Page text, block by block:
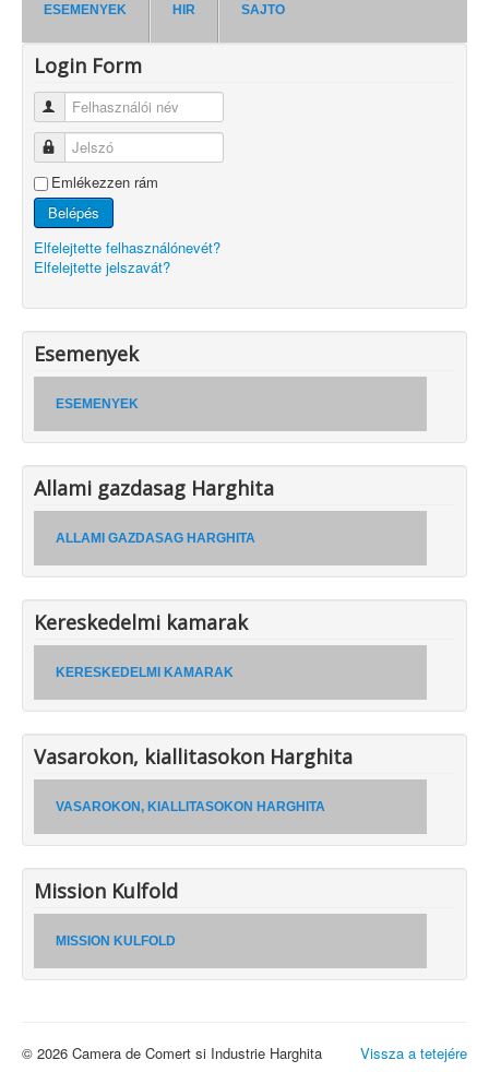
ESEMENYEK HIR SAJTO
Login Form
Felhasználói név
Jelszó
Emlékezzen rám
Belépés
Elfelejtette felhasználónevét?
Elfelejtette jelszavát?
Esemenyek
ESEMENYEK
Allami gazdasag Harghita
ALLAMI GAZDASAG HARGHITA
Kereskedelmi kamarak
KERESKEDELMI KAMARAK
Vasarokon, kiallitasokon Harghita
VASAROKON, KIALLITASOKON HARGHITA
Mission Kulfold
MISSION KULFOLD
Vissza a tetejére
© 2026 Camera de Comert si Industrie Harghita